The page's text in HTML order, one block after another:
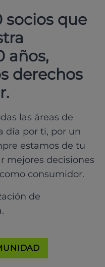
socios que
años,
derechos
las áreas de
día por ti, por un
estamos de tu
mejores decisiones
consumidor.
de